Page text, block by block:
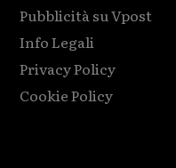
Pubblicità su Vpost
Info Legali
Privacy Policy
Cookie Policy